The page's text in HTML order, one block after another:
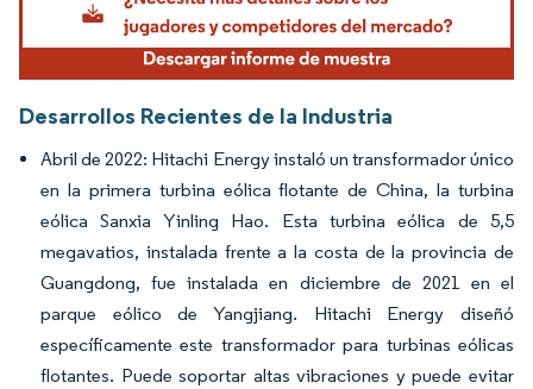
Desarrollos Recientes de la Industria
Abril de 2022: Hitachi Energy instaló un transformador único
en la primera turbina eólica flotante de China, la turbina
eólica Sanxia Yinling Hao. Esta turbina eólica de 5,5
megavatios, instalada frente a la costa de la provincia de
Guangdong, fue instalada en diciembre de 2021 en el
parque eólico de Yangjiang. Hitachi Energy diseñó
específicamente este transformador para turbinas eólicas
flotantes. Puede soportar altas vibraciones y puede evitar